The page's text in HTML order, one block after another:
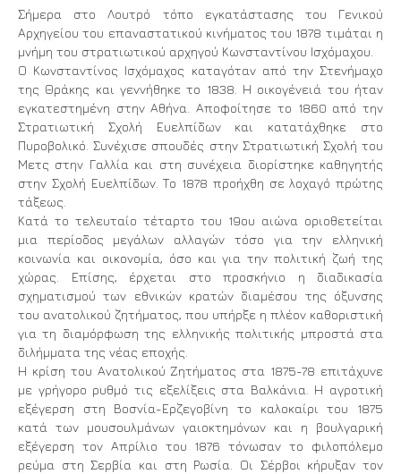
Σήμερα στο Λουτρό τόπο εγκατάστασης του Γενικού
Αρχηγείου του επαναστατικού κινήματος του 1878 τιμάται η
μνήμη του στρατιωτικού αρχηγού Κωνσταντίνου Ισχόμαχου.
Ο Κωνσταντίνος Ισχόμαχος καταγόταν από την Στενήμαχο
της Θράκης και γεννήθηκε το 1838. Η οικογένειά του ήταν
εγκατεστημένη στην Αθήνα. Αποφοίτησε το 1860 από την
Στρατιωτική Σχολή Ευελπίδων και κατατάχθηκε στο
Πυροβολικό. Συνέχισε σπουδές στην Στρατιωτική Σχολή του
Μετς στην Γαλλία και στη συνέχεια διορίστηκε καθηγητής
στην Σχολή Ευελπίδων. Το 1878 προήχθη σε λοχαγό πρώτης
τάξεως.
Κατά το τελευταίο τέταρτο του 19ου αιώνα οριοθετείται
μια περίοδος μεγάλων αλλαγών τόσο για την ελληνική
κοινωνία και οικονομία, όσο και για την πολιτική ζωή της
χώρας. Επίσης, έρχεται στο προσκήνιο η διαδικασία
σχηματισμού των εθνικών κρατών διαμέσου της όξυνσης
του ανατολικού ζητήματος, που υπήρξε η πλέον καθοριστική
για τη διαμόρφωση της ελληνικής πολιτικής μπροστά στα
διλήμματα της νέας εποχής.
Η κρίση του Ανατολικού Ζητήματος στα 1875-78 επιτάχυνε
με γρήγορο ρυθμό τις εξελίξεις στα Βαλκάνια. Η αγροτική
εξέγερση στη Βοσνία-Ερζεγοβίνη το καλοκαίρι του 1875
κατά των μουσουλμάνων γαιοκτημόνων και η βουλγαρική
εξέγερση τον Απρίλιο του 1876 τόνωσαν το φιλοπόλεμο
ρεύμα στη Σερβία και στη Ρωσία. Οι Σέρβοι κήρυξαν τον